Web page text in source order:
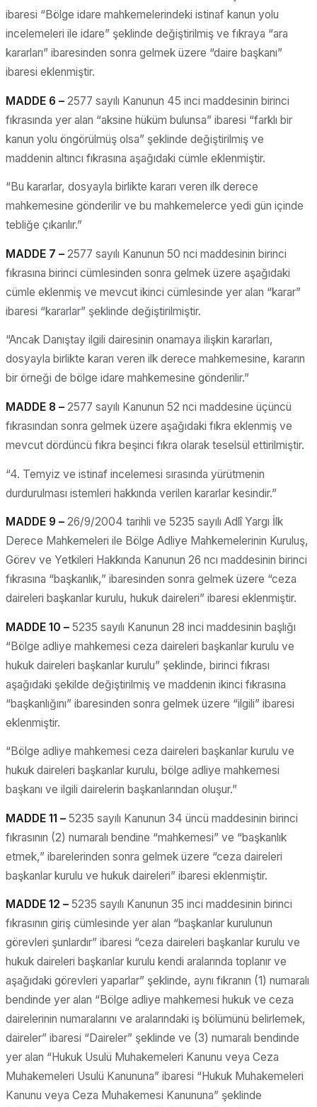
ibaresi “Bölge idare mahkemelerindeki istinaf kanun yolu
incelemeleri ile idare” şeklinde değiştirilmiş ve fıkraya “ara
kararları” ibaresinden sonra gelmek üzere “daire başkanı”
ibaresi eklenmiştir.
MADDE 6 – 2577 sayılı Kanunun 45 inci maddesinin birinci
fıkrasında yer alan “aksine hüküm bulunsa” ibaresi “farklı bir
kanun yolu öngörülmüş olsa” şeklinde değiştirilmiş ve
maddenin altıncı fıkrasına aşağıdaki cümle eklenmiştir.
“Bu kararlar, dosyayla birlikte kararı veren ilk derece
mahkemesine gönderilir ve bu mahkemelerce yedi gün içinde
tebliğe çıkarılır.”
MADDE 7 – 2577 sayılı Kanunun 50 nci maddesinin birinci
fıkrasına birinci cümlesinden sonra gelmek üzere aşağıdaki
cümle eklenmiş ve mevcut ikinci cümlesinde yer alan “karar”
ibaresi “kararlar” şeklinde değiştirilmiştir.
“Ancak Danıştay ilgili dairesinin onamaya ilişkin kararları,
dosyayla birlikte kararı veren ilk derece mahkemesine, kararın
bir örneği de bölge idare mahkemesine gönderilir.”
MADDE 8 – 2577 sayılı Kanunun 52 nci maddesine üçüncü
fıkrasından sonra gelmek üzere aşağıdaki fıkra eklenmiş ve
mevcut dördüncü fıkra beşinci fıkra olarak teselsül ettirilmiştir.
“4. Temyiz ve istinaf incelemesi sırasında yürütmenin
durdurulması istemleri hakkında verilen kararlar kesindir.”
MADDE 9 – 26/9/2004 tarihli ve 5235 sayılı Adlî Yargı İlk
Derece Mahkemeleri ile Bölge Adliye Mahkemelerinin Kuruluş,
Görev ve Yetkileri Hakkında Kanunun 26 ncı maddesinin birinci
fıkrasına “başkanlık,” ibaresinden sonra gelmek üzere “ceza
daireleri başkanlar kurulu, hukuk daireleri” ibaresi eklenmiştir.
MADDE 10 – 5235 sayılı Kanunun 28 inci maddesinin başlığı
“Bölge adliye mahkemesi ceza daireleri başkanlar kurulu ve
hukuk daireleri başkanlar kurulu” şeklinde, birinci fıkrası
aşağıdaki şekilde değiştirilmiş ve maddenin ikinci fıkrasına
“başkanlığını” ibaresinden sonra gelmek üzere “ilgili” ibaresi
eklenmiştir.
“Bölge adliye mahkemesi ceza daireleri başkanlar kurulu ve
hukuk daireleri başkanlar kurulu, bölge adliye mahkemesi
başkanı ve ilgili dairelerin başkanlarından oluşur.”
MADDE 11 – 5235 sayılı Kanunun 34 üncü maddesinin birinci
fıkrasının (2) numaralı bendine “mahkemesi” ve “başkanlık
etmek,” ibarelerinden sonra gelmek üzere “ceza daireleri
başkanlar kurulu ve hukuk daireleri” ibaresi eklenmiştir.
MADDE 12 – 5235 sayılı Kanunun 35 inci maddesinin birinci
fıkrasının giriş cümlesinde yer alan “başkanlar kurulunun
görevleri şunlardır” ibaresi “ceza daireleri başkanlar kurulu ve
hukuk daireleri başkanlar kurulu kendi aralarında toplanır ve
aşağıdaki görevleri yaparlar” şeklinde, aynı fıkranın (1) numaralı
bendinde yer alan “Bölge adliye mahkemesi hukuk ve ceza
dairelerinin numaralarını ve aralarındaki iş bölümünü belirlemek,
daireler” ibaresi “Daireler” şeklinde ve (3) numaralı bendinde
yer alan “Hukuk Usulü Muhakemeleri Kanunu veya Ceza
Muhakemeleri Usulü Kanununa” ibaresi “Hukuk Muhakemeleri
Kanunu veya Ceza Muhakemesi Kanununa” şeklinde